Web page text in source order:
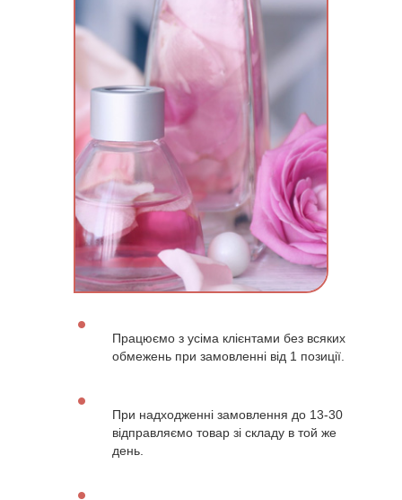
Працюємо з усіма клієнтами без всяких
обмежень при замовленні від 1 позиції.
При надходженні замовлення до 13-30
відправляємо товар зі складу в той же
день.